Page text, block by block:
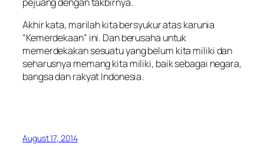
Akhir kata, marilah kita bersyukur atas karunia
“Kemerdekaan” ini. Dan berusaha untuk
memerdekakan sesuatu yang belum kita miliki dan
seharusnya memang kita miliki, baik sebagai negara,
bangsa dan rakyat Indonesia.
August 17, 2014